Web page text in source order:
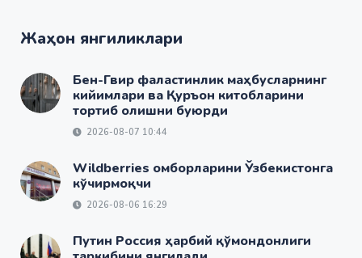
Жаҳон янгиликлари
Бен-Гвир фаластинлик маҳбусларнинг
кийимлари ва Қуръон китобларини
тортиб олишни буюрди
2026-08-07 10:44
Wildberries омборларини Ўзбекистонга
кўчирмоқчи
2026-08-06 16:29
Путин Россия ҳарбий қўмондонлиги